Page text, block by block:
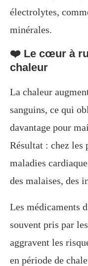
électrolytes,
minérales.
❤️ Le cœur à
chaleur
La chaleur
sanguins, ce qui
davantage pour
Résultat : chez les
maladies
des malaises, des
Les médicaments
souvent pris par
aggravent les
en période de